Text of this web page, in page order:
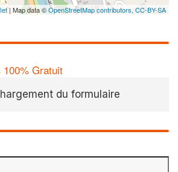
| Map data ©OpenStreetMap contributors, CC-BY-SA
100% Gratuit
du formulaire